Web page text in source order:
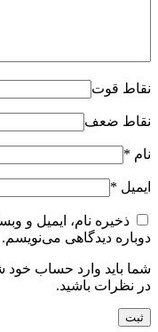
نقاط قوت
نقاط ضعف
نام *
ایمیل *
ذخیره نام، ایمیل و
دوباره دیدگاهی می‌نویسم.
شما باید وارد حساب خود
در نظرات باشید.